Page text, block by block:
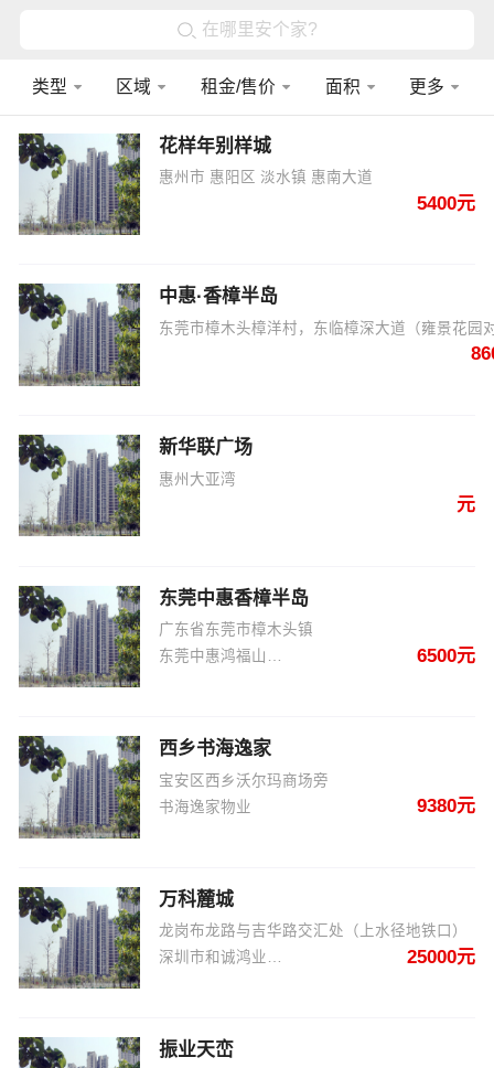
在哪里安个家?
类型 区域 租金/售价 面积 更多
花样年别样城
惠州市 惠阳区 淡水镇 惠南大道
5400元
中惠·香樟半岛
东莞市樟木头樟洋村，东临樟深大道（雍景花园
新华联广场
惠州大亚湾
元
东莞中惠香樟半岛
广东省东莞市樟木头镇
东莞中惠鸿福山庄商住开发有限公司
6500元
西乡书海逸家
宝安区西乡沃尔玛商场旁
书海逸家物业
9380元
万科麓城
龙岗布龙路与吉华路交汇处（上水径地铁口）
深圳市和诚鸿业投资发展有限公司,深圳市万鸿嘉投
25000元
振业天峦